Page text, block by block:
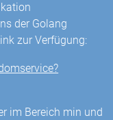
der Golang
zur Verfügung:
im Bereich min und